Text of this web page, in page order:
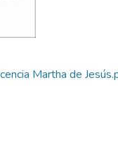
Martha de